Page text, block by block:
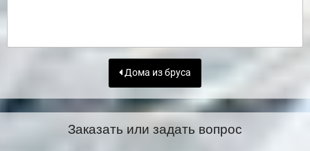
Дома из бруса
Заказать или задать вопрос